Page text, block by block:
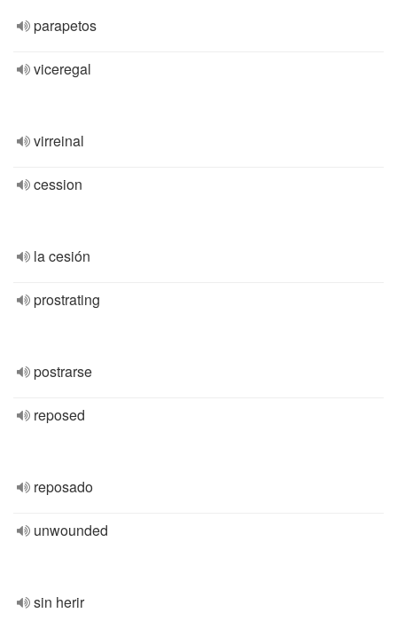
parapetos
viceregal
virreinal
cession
la cesión
prostrating
postrarse
reposed
reposado
unwounded
sin herir